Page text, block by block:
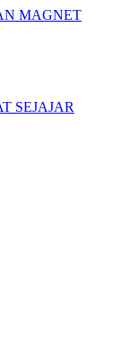
MAGNET
SEJAJAR